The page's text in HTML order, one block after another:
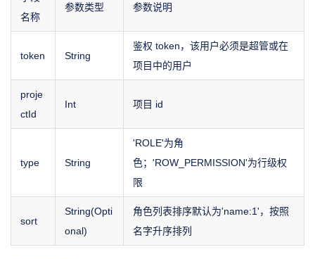
名称
参数类型 参数说明
token String
鉴权 token，该用户必须是超管或在
项目中的用户
proje
ctId
Int 项目 id
type String
'ROLE'为角
色；'ROW_PERMISSION'为行级权
限
sort
String(Opti
onal)
角色列表排序默认为'name:1'，按照
名字升序排列